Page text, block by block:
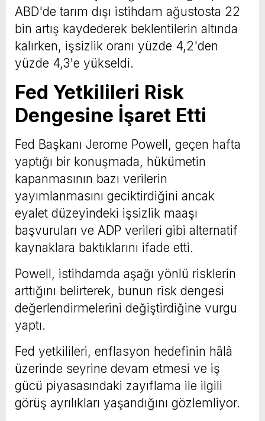
ABD'de tarım dışı istihdam ağustosta 22
bin artış kaydederek beklentilerin altında
kalırken, işsizlik oranı yüzde 4,2'den
yüzde 4,3'e yükseldi.
Fed Yetkilileri Risk
Dengesine İşaret Etti
Fed Başkanı Jerome Powell, geçen hafta
yaptığı bir konuşmada, hükümetin
kapanmasının bazı verilerin
yayımlanmasını geciktirdiğini ancak
eyalet düzeyindeki işsizlik maaşı
başvuruları ve ADP verileri gibi alternatif
kaynaklara baktıklarını ifade etti.
Powell, istihdamda aşağı yönlü risklerin
arttığını belirterek, bunun risk dengesi
değerlendirmelerini değiştirdiğine vurgu
yaptı.
Fed yetkilileri, enflasyon hedefinin hâlâ
üzerinde seyrine devam etmesi ve iş
gücü piyasasındaki zayıflama ile ilgili
görüş ayrılıkları yaşandığını gözlemliyor.